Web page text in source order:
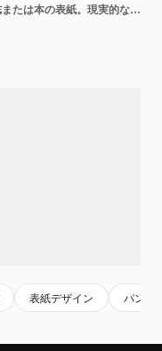
シャドウオーバーレイ付きの空の雑誌または本の表紙。現実的な閉じた本。 。テンプレート 。リアルなイラスト。
表紙デザイン パンフ